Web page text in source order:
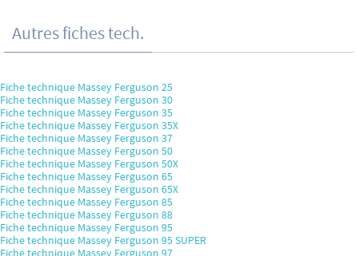
Autres fiches tech.
Fiche technique Massey Ferguson 25
Fiche technique Massey Ferguson 30
Fiche technique Massey Ferguson 35
Fiche technique Massey Ferguson 35X
Fiche technique Massey Ferguson 37
Fiche technique Massey Ferguson 50
Fiche technique Massey Ferguson 50X
Fiche technique Massey Ferguson 65
Fiche technique Massey Ferguson 65X
Fiche technique Massey Ferguson 85
Fiche technique Massey Ferguson 88
Fiche technique Massey Ferguson 95
Fiche technique Massey Ferguson 95 SUPER
Fiche technique Massey Ferguson 97